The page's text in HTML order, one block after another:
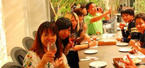
ブ
ニ
ー
ズ
の
タ